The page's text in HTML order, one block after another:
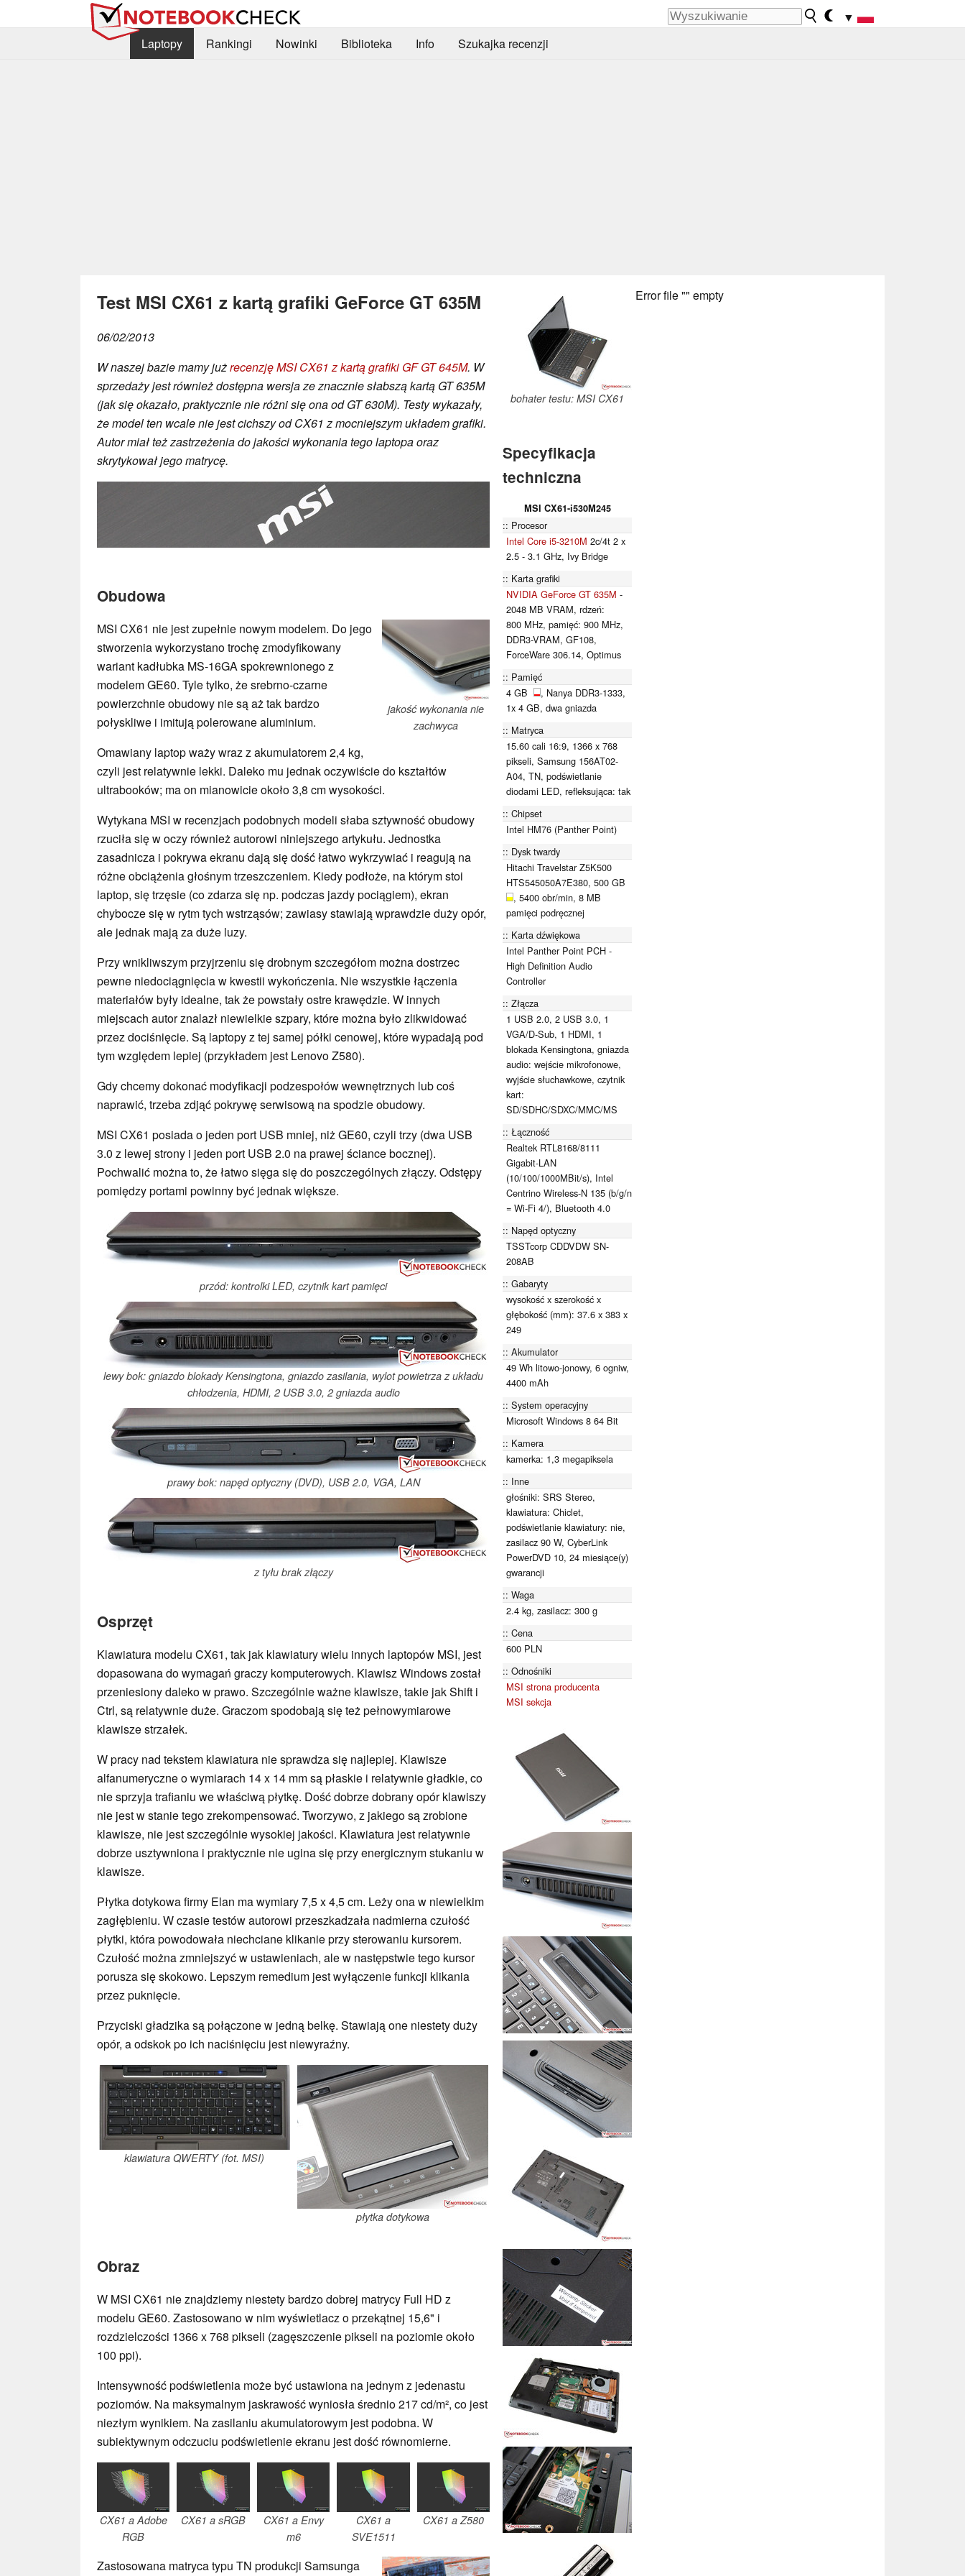
▼
Laptopy
Rankingi Nowinki Biblioteka Info Szukajka recenzji
Test MSI CX61 z kartą grafiki GeForce GT 635M
06/02/2013
W naszej bazie mamy jużrecenzję MSI CX61 z kartą grafiki GF GT 645M. W
sprzedaży jest również dostępna wersja ze znacznie słabszą kartą GT 635M
(jak się okazało, praktycznie nie różni się ona od GT 630M). Testy wykazały,
że model ten wcale nie jest cichszy od CX61 z mocniejszym układem grafiki.
Autor miał też zastrzeżenia do jakości wykonania tego laptopa oraz
skrytykował jego matrycę.
Obudowa
jakość wykonania nie
zachwyca
MSI CX61 nie jest zupełnie nowym modelem. Do jego
stworzenia wykorzystano trochę zmodyfikowany
wariant kadłubka MS-16GA spokrewnionego z
modelem GE60. Tyle tylko, że srebrno-czarne
powierzchnie obudowy nie są aż tak bardzo
połyskliwe i imitują polerowane aluminium.
Omawiany laptop waży wraz z akumulatorem 2,4 kg,
czyli jest relatywnie lekki. Daleko mu jednak oczywiście do kształtów
ultrabooków; ma on mianowicie około 3,8 cm wysokości.
Wytykana MSI w recenzjach podobnych modeli słaba sztywność obudowy
rzuciła się w oczy również autorowi niniejszego artykułu. Jednostka
zasadnicza i pokrywa ekranu dają się dość łatwo wykrzywiać i reagują na
różne obciążenia głośnym trzeszczeniem. Kiedy podłoże, na którym stoi
laptop, się trzęsie (co zdarza się np. podczas jazdy pociągiem), ekran
chybocze się w rytm tych wstrząsów; zawiasy stawiają wprawdzie duży opór,
ale jednak mają za duże luzy.
Przy wnikliwszym przyjrzeniu się drobnym szczegółom można dostrzec
pewne niedociągnięcia w kwestii wykończenia. Nie wszystkie łączenia
materiałów były idealne, tak że powstały ostre krawędzie. W innych
miejscach autor znalazł niewielkie szpary, które można było zlikwidować
przez dociśnięcie. Są laptopy z tej samej półki cenowej, które wypadają pod
tym względem lepiej (przykładem jest Lenovo Z580).
Gdy chcemy dokonać modyfikacji podzespołów wewnętrznych lub coś
naprawić, trzeba zdjąć pokrywę serwisową na spodzie obudowy.
MSI CX61 posiada o jeden port USB mniej, niż GE60, czyli trzy (dwa USB
3.0 z lewej strony i jeden port USB 2.0 na prawej ściance bocznej).
Pochwalić można to, że łatwo sięga się do poszczególnych złączy. Odstępy
pomiędzy portami powinny być jednak większe.
przód: kontrolki LED, czytnik kart pamięci
lewy bok: gniazdo blokady Kensingtona, gniazdo zasilania, wylot powietrza z układu
chłodzenia, HDMI, 2 USB 3.0, 2 gniazda audio
prawy bok: napęd optyczny (DVD), USB 2.0, VGA, LAN
z tyłu brak złączy
Osprzęt
Klawiatura modelu CX61, tak jak klawiatury wielu innych laptopów MSI, jest
dopasowana do wymagań graczy komputerowych. Klawisz Windows został
przeniesiony daleko w prawo. Szczególnie ważne klawisze, takie jak Shift i
Ctrl, są relatywnie duże. Graczom spodobają się też pełnowymiarowe
klawisze strzałek.
W pracy nad tekstem klawiatura nie sprawdza się najlepiej. Klawisze
alfanumeryczne o wymiarach 14 x 14 mm są płaskie i relatywnie gładkie, co
nie sprzyja trafianiu we właściwą płytkę. Dość dobrze dobrany opór klawiszy
nie jest w stanie tego zrekompensować. Tworzywo, z jakiego są zrobione
klawisze, nie jest szczególnie wysokiej jakości. Klawiatura jest relatywnie
dobrze usztywniona i praktycznie nie ugina się przy energicznym stukaniu w
klawisze.
Płytka dotykowa firmy Elan ma wymiary 7,5 x 4,5 cm. Leży ona w niewielkim
zagłębieniu. W czasie testów autorowi przeszkadzała nadmierna czułość
płytki, która powodowała niechciane klikanie przy sterowaniu kursorem.
Czułość można zmniejszyć w ustawieniach, ale w następstwie tego kursor
porusza się skokowo. Lepszym remedium jest wyłączenie funkcji klikania
przez puknięcie.
Przyciski gładzika są połączone w jedną belkę. Stawiają one niestety duży
opór, a odskok po ich naciśnięciu jest niewyraźny.
klawiatura QWERTY (fot. MSI)
płytka dotykowa
Obraz
W MSI CX61 nie znajdziemy niestety bardzo dobrej matrycy Full HD z
modelu GE60. Zastosowano w nim wyświetlacz o przekątnej 15,6" i
rozdzielczości 1366 x 768 pikseli (zagęszczenie pikseli na poziomie około
100 ppi).
Intensywność podświetlenia może być ustawiona na jednym z jedenastu
poziomów. Na maksymalnym jaskrawość wyniosła średnio 217 cd/m², co jest
niezłym wynikiem. Na zasilaniu akumulatorowym jest podobna. W
subiektywnym odczuciu podświetlenie ekranu jest dość równomierne.
CX61 a Adobe
RGB
CX61 a sRGB
CX61 a Envy
m6
CX61 a
SVE1511
CX61 a Z580
Zastosowana matryca typu TN produkcji Samsunga
bohater testu: MSI CX61
Specyfikacja
techniczna
MSI CX61-i530M245
Procesor
Intel Core i5-3210M 2c/4t 2 x
2.5 - 3.1 GHz, Ivy Bridge
Karta grafiki
NVIDIA GeForce GT 635M -
2048 MB VRAM, rdzeń:
800 MHz, pamięć: 900 MHz,
DDR3-VRAM, GF108,
ForceWare 306.14, Optimus
Pamięć
4 GB
, Nanya DDR3-1333,
1x 4 GB, dwa gniazda
Matryca
15.60 cali 16:9, 1366 x 768
pikseli, Samsung 156AT02-
A04, TN, podświetlanie
diodami LED, refleksująca: tak
Chipset
Intel HM76 (Panther Point)
Dysk twardy
Hitachi Travelstar Z5K500
HTS545050A7E380, 500 GB
, 5400 obr/min, 8 MB
pamięci podręcznej
Karta dźwiękowa
Intel Panther Point PCH -
High Definition Audio
Controller
Złącza
1 USB 2.0, 2 USB 3.0, 1
VGA/D-Sub, 1 HDMI, 1
blokada Kensingtona, gniazda
audio: wejście mikrofonowe,
wyjście słuchawkowe, czytnik
kart:
SD/SDHC/SDXC/MMC/MS
Łączność
Realtek RTL8168/8111
Gigabit-LAN
(10/100/1000MBit/s), Intel
Centrino Wireless-N 135 (b/g/n
= Wi-Fi 4/), Bluetooth 4.0
Napęd optyczny
TSSTcorp CDDVDW SN-
208AB
Gabaryty
wysokość x szerokość x
głębokość (mm): 37.6 x 383 x
249
Akumulator
49 Wh litowo-jonowy, 6 ogniw,
4400 mAh
System operacyjny
Microsoft Windows 8 64 Bit
Kamera
kamerka: 1,3 megapiksela
Inne
głośniki: SRS Stereo,
klawiatura: Chiclet,
podświetlanie klawiatury: nie,
zasilacz 90 W, CyberLink
PowerDVD 10, 24 miesiące(y)
gwarancji
Waga
2.4 kg, zasilacz: 300 g
Cena
600 PLN
Odnośniki
MSI strona producenta
MSI sekcja
Error file "" empty